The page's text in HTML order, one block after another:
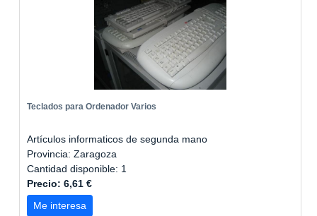
Teclados para Ordenador Varios
Artículos informaticos de segunda mano
Provincia: Zaragoza
Cantidad disponible: 1
Precio: 6,61 €
Me interesa